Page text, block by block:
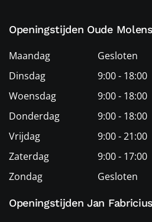
Openingstijden Oude
Maandag
Gesloten
Dinsdag
9:00 - 18:00
Woensdag
9:00 - 18:00
Donderdag
9:00 - 18:00
Vrijdag
9:00 - 21:00
Zaterdag
9:00 - 17:00
Zondag
Gesloten
Openingstijden Jan